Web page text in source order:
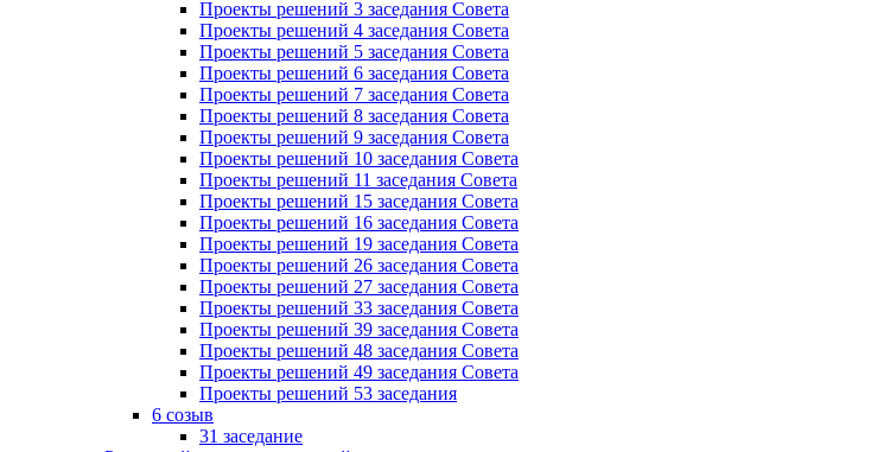
Проекты решений 3 заседания Совета
Проекты решений 4 заседания Совета
Проекты решений 5 заседания Совета
Проекты решений 6 заседания Совета
Проекты решений 7 заседания Совета
Проекты решений 8 заседания Совета
Проекты решений 9 заседания Совета
Проекты решений 10 заседания Совета
Проекты решений 11 заседания Совета
Проекты решений 15 заседания Совета
Проекты решений 16 заседания Совета
Проекты решений 19 заседания Совета
Проекты решений 26 заседания Совета
Проекты решений 27 заседания Совета
Проекты решений 33 заседания Совета
Проекты решений 39 заседания Совета
Проекты решений 48 заседания Совета
Проекты решений 49 заседания Совета
Проекты решений 53 заседания
6 созыв
31 заседание